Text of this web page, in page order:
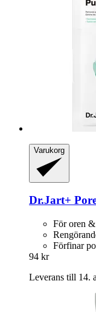
Varukorg
Dr.Jart+
För oren
Förfinar
94 kr
Leverans till 14.